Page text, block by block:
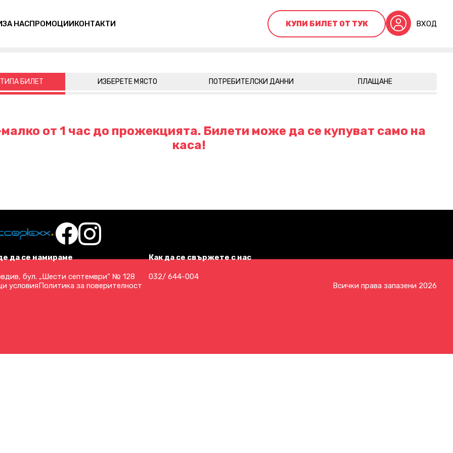
ЗА НАСПРОМОЦИИ КОНТАКТИ КУПИ БИЛЕТ ОТ ТУК ВХОД
БИЛЕТ ИЗБЕРЕТЕ МЯСТО ПОТРЕБИТЕЛСКИ ДАННИ ПЛАЩАНЕ
от 1 час до прожекцията. Билети може да се купуват само на
каса!
да се намираме
бул. „Шести септември“ № 128
Как да се свържете с нас
032/ 644-004
условияПолитика за поверителност Всички права запазени 2026